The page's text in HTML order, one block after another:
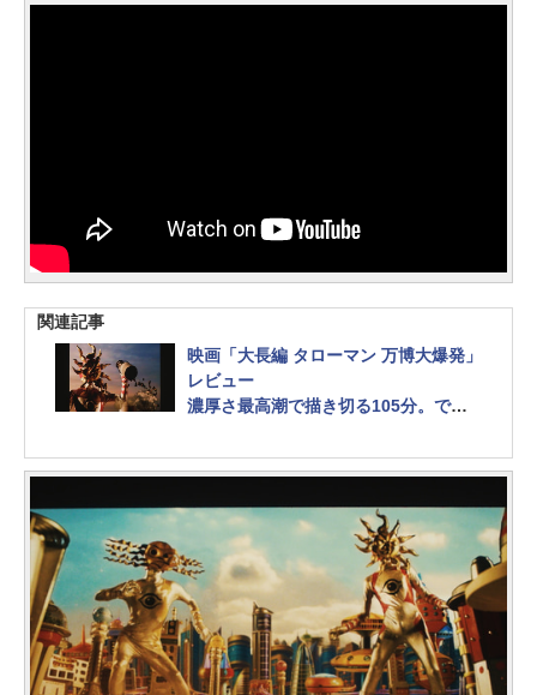
関連記事
映画「大長編 タローマン 万博大爆発」
レビュー
濃厚さ最高潮で描き切る105分。でた